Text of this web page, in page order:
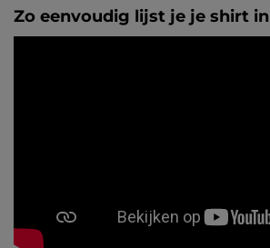
Zo eenvoudig lijst je je shirt in